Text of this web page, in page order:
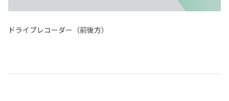
ドライブレコーダー（前後方）